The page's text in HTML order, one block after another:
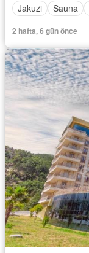
Jakuzi̇
Sauna
2 hafta, 6 gün önce